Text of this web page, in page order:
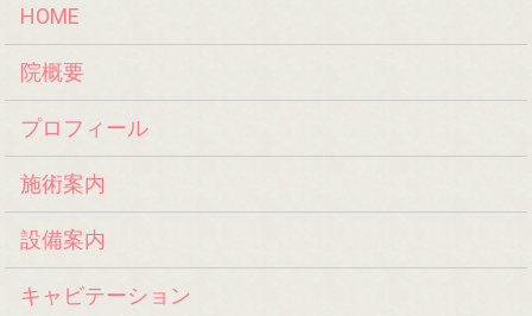
HOME
院概要
プロフィール
施術案内
設備案内
キャビテーション